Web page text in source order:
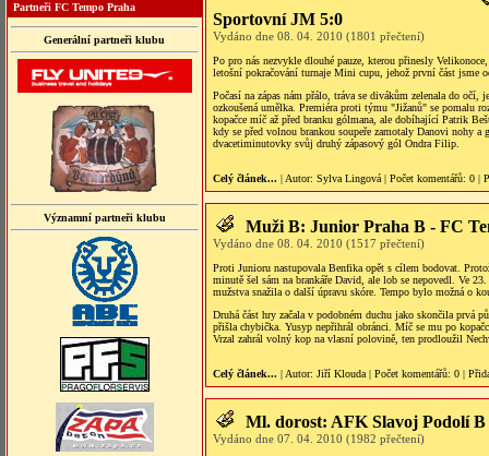
Partneři FC Tempo Praha
Generální partneři klubu
Významní partneři klubu
Sportovní JM 5:0
Vydáno dne 08. 04. 2010 (1801 přečtení)
Po pro nás nezvykle dlouhé pauze, kterou přinesly
letošní pokračování turnaje Mini cupu, jehož první část jsme
Počasí na zápas nám přálo, tráva se divákům zelenala do
ozkoušená umělka. Premiéra proti týmu "Jižanů" se pomalu
kopačce míč až před branku gólmana, ale dobíhající Patrik
kdy se před volnou brankou soupeře zamotaly Danovi nohy
dvacetiminutovky svůj druhý zápasový gól Ondra Filip.
Celý článek... | Autor: Sylva Lingová | Počet komentářů: 0 |
Muži B: Junior Praha B - FC
Vydáno dne 08. 04. 2010 (1517 přečtení)
Proti Junioru nastupovala Benfika opět s cílem bodovat.
minutě šel sám na brankáře David, ale lob se nepovedl. Ve
mužstva snažila o další úpravu skóre. Tempo bylo možná o
Druhá část hry začala v podobném duchu jako skončila prvá
přišla chybička. Yusyp nepřihrál obránci. Míč se mu po
Vrzal zahrál volný kop na vlasní polovině, ten prodloužil
Celý článek... | Autor: Jiří Klouda | Počet komentářů: 0 |
Ml. dorost: AFK Slavoj Podolí
Vydáno dne 07. 04. 2010 (1982 přečtení)